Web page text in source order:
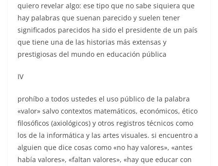
quiero revelar algo: ese tipo que no sabe siquiera que
hay palabras que suenan parecido y suelen tener
significados parecidos ha sido el presidente de un país
que tiene una de las historias más extensas y
prestigiosas del mundo en educación pública
IV
prohíbo a todos ustedes el uso público de la palabra
«valor» salvo contextos matemáticos, económicos, ético
filosóficos (axiológicos) y otros registros técnicos como
los de la informática y las artes visuales. si encuentro a
alguien que dice cosas como «no hay valores», «antes
había valores», «faltan valores», «hay que educar con